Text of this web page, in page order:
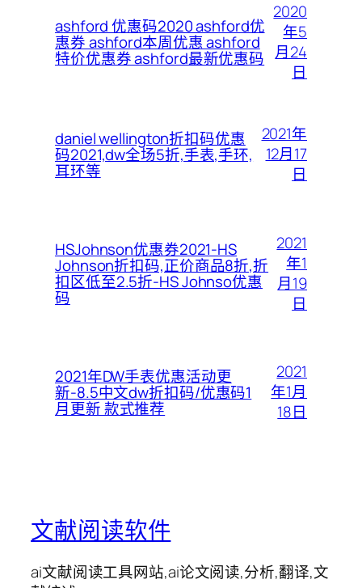
ashford 优惠码2020 ashford优
惠券 ashford本周优惠 ashford
特价优惠券 ashford最新优惠码
2020
年5
月24
日
daniel wellington折扣码优惠
码2021,dw全场5折,手表,手环,
耳环等
2021年
12月17
日
HSJohnson优惠券2021-HS
Johnson折扣码,正价商品8折,折
扣区低至2.5折-HS Johnso优惠
码
2021
年1
月19
日
2021年DW手表优惠活动更
新-8.5中文dw折扣码/优惠码1
月更新 款式推荐
2021
年1月
18日
文献阅读软件
ai文献阅读工具网站,ai论文阅读,分析,翻译,文